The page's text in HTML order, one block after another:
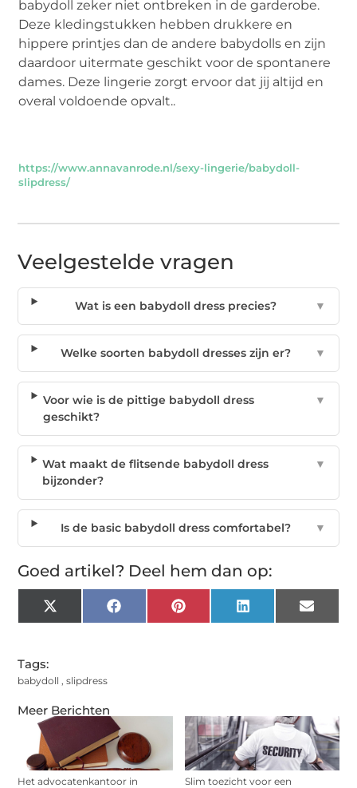
Meer Berichten
Het advocatenkantoor in
Slim toezicht voor een
babydoll zeker niet ontbreken in de garderobe.
Deze kledingstukken hebben drukkere en
hippere printjes dan de andere babydolls en zijn
daardoor uitermate geschikt voor de spontanere
dames. Deze lingerie zorgt ervoor dat jij altijd en
overal voldoende opvalt..
https://www.annavanrode.nl/sexy-lingerie/babydoll-
slipdress/
Veelgestelde vragen
Wat is een babydoll dress precies? ▼
Welke soorten babydoll dresses zijn er? ▼
Voor wie is de pittige babydoll dress
geschikt?
▼
Wat maakt de flitsende babydoll dress
bijzonder?
▼
Is de basic babydoll dress comfortabel? ▼
Goed artikel? Deel hem dan op:
X
(Twitter)
Facebook Pinterest LinkedIn Email
Tags:
babydoll ,slipdress